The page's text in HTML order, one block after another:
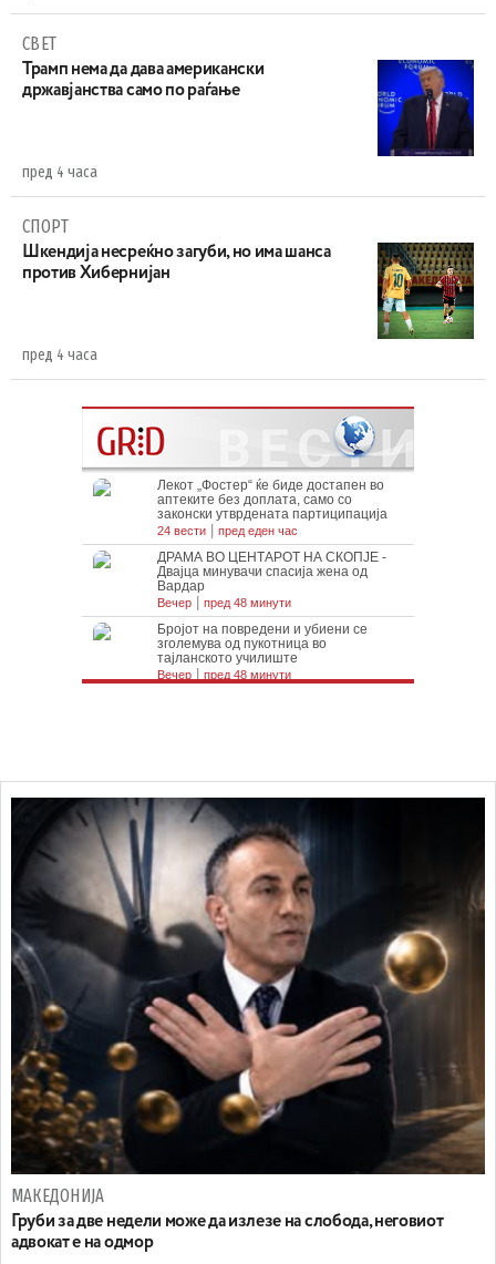
СВЕТ
Трамп нема да дава американски
државјанства само по раѓање
пред 4 часа
СПОРТ
Шкендија несреќно загуби, но има шанса
против Хибернијан
пред 4 часа
МАКЕДОНИЈА
Груби за две недели може да излезе на слобода, неговиот
адвокат е на одмор